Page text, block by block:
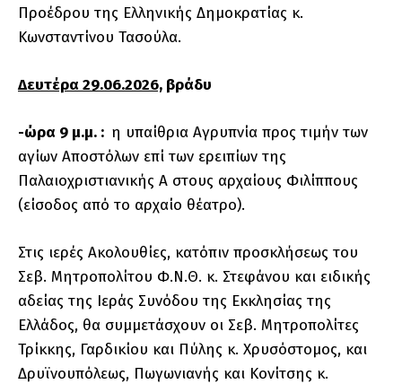
Προέδρου της Ελληνικής Δημοκρατίας κ.
Κωνσταντίνου Τασούλα.
Δευτέρα 29.06.2026, βράδυ
-ώρα 9 μ.μ. : η υπαίθρια Αγρυπνία προς τιμήν των
αγίων Αποστόλων επί των ερειπίων της
Παλαιοχριστιανικής Α΄ στους αρχαίους Φιλίππους
(είσοδος από το αρχαίο θέατρο).
Στις ιερές Ακολουθίες, κατόπιν προσκλήσεως του
Σεβ. Μητροπολίτου Φ.Ν.Θ. κ. Στεφάνου και ειδικής
αδείας της Ιεράς Συνόδου της Εκκλησίας της
Ελλάδος, θα συμμετάσχουν οι Σεβ. Μητροπολίτες
Τρίκκης, Γαρδικίου και Πύλης κ. Χρυσόστομος, και
Δρυϊνουπόλεως, Πωγωνιανής και Κονίτσης κ.